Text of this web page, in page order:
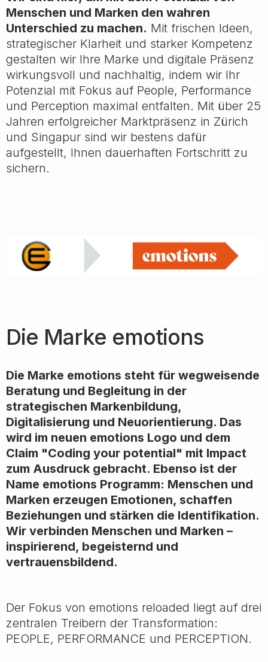
Menschen und Marken den wahren
Unterschied zu machen. Mit frischen Ideen,
strategischer Klarheit und starker Kompetenz
gestalten wir Ihre Marke und digitale Präsenz
wirkungsvoll und nachhaltig, indem wir Ihr
Potenzial mit Fokus auf People, Performance
und Perception maximal entfalten. Mit über 25
Jahren erfolgreicher Marktpräsenz in Zürich
und Singapur sind wir bestens dafür
aufgestellt, Ihnen dauerhaften Fortschritt zu
sichern.
Die Marke emotions
Die Marke emotions steht für wegweisende
Beratung und Begleitung in der
strategischen Markenbildung,
Digitalisierung und Neuorientierung. Das
wird im neuen emotions Logo und dem
Claim "Coding your potential" mit Impact
zum Ausdruck gebracht. Ebenso ist der
Name emotions Programm: Menschen und
Marken erzeugen Emotionen, schaffen
Beziehungen und stärken die Identifikation.
Wir verbinden Menschen und Marken –
inspirierend, begeisternd und
vertrauensbildend.
Der Fokus von emotions reloaded liegt auf drei
zentralen Treibern der Transformation:
PEOPLE, PERFORMANCE und PERCEPTION.